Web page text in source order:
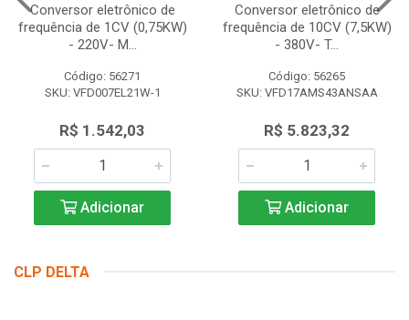
Conversor eletrônico de
frequência de 1CV (0,75KW)
- 220V- M...
Código: 56271
SKU: VFD007EL21W-1
R$ 1.542,03
Adicionar
Conversor eletrônico de
frequência de 10CV (7,5KW)
- 380V- T...
Código: 56265
SKU: VFD17AMS43ANSAA
R$ 5.823,32
Adicionar
CLP DELTA